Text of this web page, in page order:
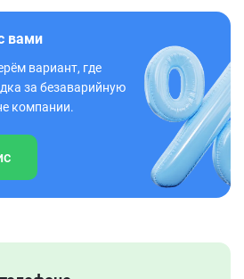
вами
вариант, где
за безаварийную
компании.